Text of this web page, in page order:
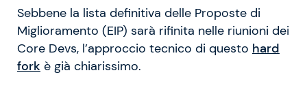
Sebbene la lista definitiva delle Proposte di
Miglioramento (EIP) sarà rifinita nelle riunioni dei
Core Devs, l’approccio tecnico di questo hard
fork è già chiarissimo.